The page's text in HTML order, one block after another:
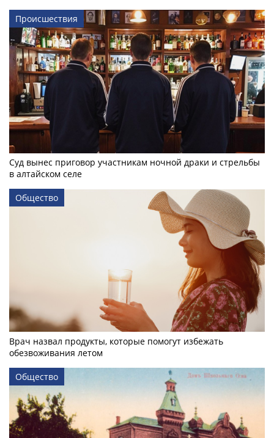
Происшествия
Суд вынес приговор участникам ночной драки и стрельбы
в алтайском селе
Общество
Врач назвал продукты, которые помогут избежать
обезвоживания летом
Общество